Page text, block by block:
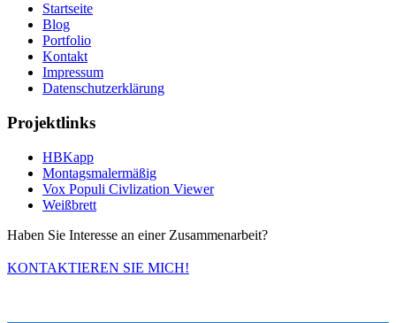
Startseite
Blog
Portfolio
Kontakt
Impressum
Datenschutzerklärung
Projektlinks
HBKapp
Montagsmalermäßig
Vox Populi Civlization Viewer
Weißbrett
Haben Sie Interesse an einer Zusammenarbeit?
KONTAKTIEREN SIE MICH!